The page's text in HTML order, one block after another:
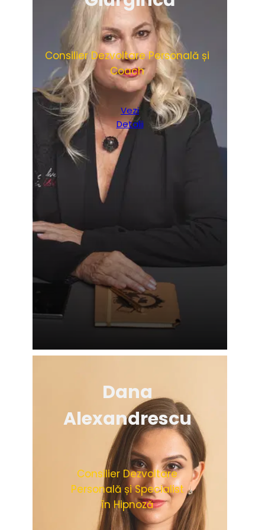
Consilier Dezvoltare Personală și
Coach
Vezi
Detalii
Dana
Alexandrescu
Consilier Dezvoltare
Personală și Specialist
în Hipnoză